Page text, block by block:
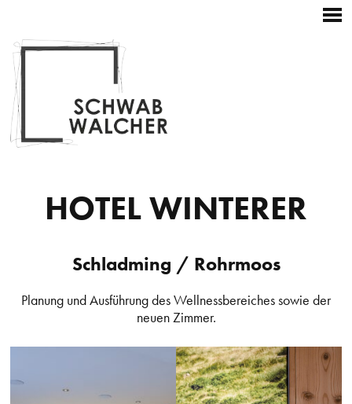
content
HOTEL WINTERER
Schladming / Rohrmoos
Planung und Ausführung des Wellnessbereiches sowie der
neuen Zimmer.